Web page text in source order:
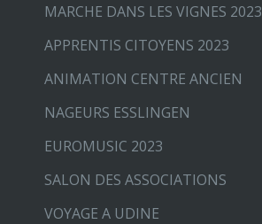
MARCHE DANS LES VIGNES 2023
APPRENTIS CITOYENS 2023
ANIMATION CENTRE ANCIEN
NAGEURS ESSLINGEN
EUROMUSIC 2023
SALON DES ASSOCIATIONS
VOYAGE A UDINE